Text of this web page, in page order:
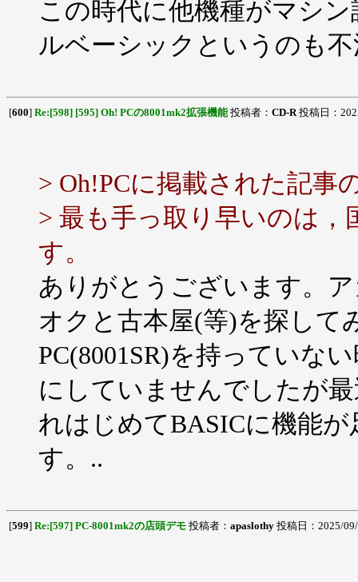
この時代に他機種がマシ
ルベーシックというのも
[600] Re:[598] [595] Oh! PCの8001mk2拡張機能投稿者： CD-R投稿日：
> Oh!PCに掲載された記事
> 最も手っ取り早いのは，
す。
ありがとうございます。
オクと古本屋(等)を探して
PC(8001SR)を持っていな
にしていませんでしたが
れはじめてBASICに機能
す。..
[599] Re:[597] PC-8001mk2の店頭デモ 投稿者： apaslothy 投稿日：2025/